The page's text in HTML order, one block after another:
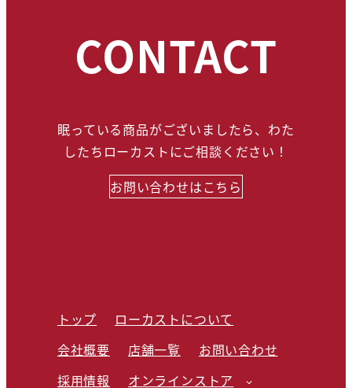
CONTACT
眠っている商品がございましたら、わた
したちローカストにご相談ください！
お問い合わせはこちら
トップ
ローカストについて
会社概要
店舗一覧
お問い合わせ
採用情報
オンラインストア